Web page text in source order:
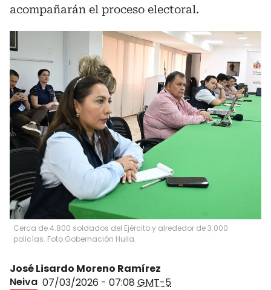
acompañarán el proceso electoral.
Cerca de 4.800 soldados del Ejército y alrededor de 3.000
policías. Foto Gobernación Huila.
José Lisardo Moreno Ramírez
Neiva 07/03/2026 - 07:08 GMT-5